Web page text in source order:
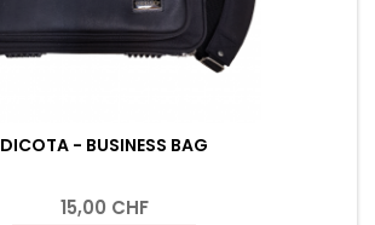
DICOTA - BUSINESS BAG
15,00 CHF